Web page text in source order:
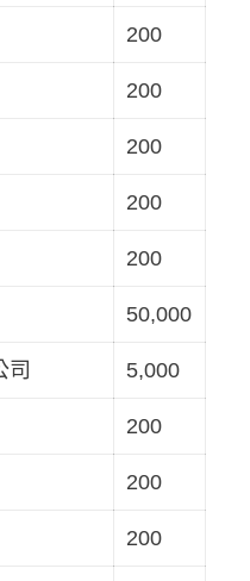
200
200
200
200
200
50,000
司 5,000
200
200
200